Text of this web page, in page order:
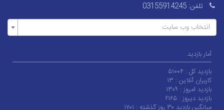
تلفن: 03155914245
انتخاب وب سایت
آمار بازدید
بازدید کل : ۵۱۰۰۴
کاربران آنلاین : ۱۳
بازدید امروز : ۱۳۰۹
بازدید دیروز : ۲۱۶۵
میانگین بازدید ۳۰ روز گذشته :
۱۷۰۱